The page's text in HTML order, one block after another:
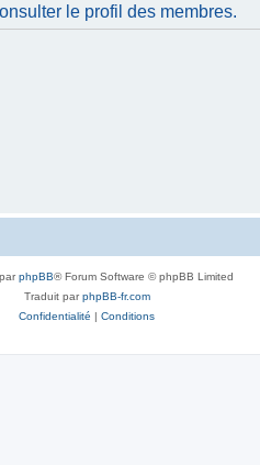
le profil des membres.
phpBB® Forum Software © phpBB Limited
Traduit parphpBB-fr.com
Confidentialité | Conditions